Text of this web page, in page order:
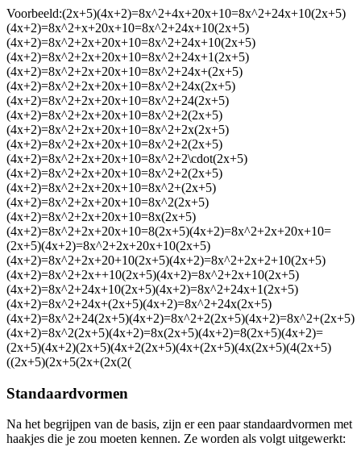
Voorbeeld:(2x+5)(4x+2)=8x^2+4x+20x+10=8x^2+24x+10(2x+5)
(4x+2)=8x^2+x+20x+10=8x^2+24x+10(2x+5)
(4x+2)=8x^2+2x+20x+10=8x^2+24x+10(2x+5)
(4x+2)=8x^2+2x+20x+10=8x^2+24x+1(2x+5)
(4x+2)=8x^2+2x+20x+10=8x^2+24x+(2x+5)
(4x+2)=8x^2+2x+20x+10=8x^2+24x(2x+5)
(4x+2)=8x^2+2x+20x+10=8x^2+24(2x+5)
(4x+2)=8x^2+2x+20x+10=8x^2+2(2x+5)
(4x+2)=8x^2+2x+20x+10=8x^2+2x(2x+5)
(4x+2)=8x^2+2x+20x+10=8x^2+2(2x+5)
(4x+2)=8x^2+2x+20x+10=8x^2+2\cdot(2x+5)
(4x+2)=8x^2+2x+20x+10=8x^2+2(2x+5)
(4x+2)=8x^2+2x+20x+10=8x^2+(2x+5)
(4x+2)=8x^2+2x+20x+10=8x^2(2x+5)
(4x+2)=8x^2+2x+20x+10=8x(2x+5)
(4x+2)=8x^2+2x+20x+10=8(2x+5)(4x+2)=8x^2+2x+20x+10=
(2x+5)(4x+2)=8x^2+2x+20x+10(2x+5)
(4x+2)=8x^2+2x+20+10(2x+5)(4x+2)=8x^2+2x+2+10(2x+5)
(4x+2)=8x^2+2x++10(2x+5)(4x+2)=8x^2+2x+10(2x+5)
(4x+2)=8x^2+24x+10(2x+5)(4x+2)=8x^2+24x+1(2x+5)
(4x+2)=8x^2+24x+(2x+5)(4x+2)=8x^2+24x(2x+5)
(4x+2)=8x^2+24(2x+5)(4x+2)=8x^2+2(2x+5)(4x+2)=8x^2+(2x+5)
(4x+2)=8x^2(2x+5)(4x+2)=8x(2x+5)(4x+2)=8(2x+5)(4x+2)=
(2x+5)(4x+2)(2x+5)(4x+2(2x+5)(4x+(2x+5)(4x(2x+5)(4(2x+5)
((2x+5)(2x+5(2x+(2x(2(
Standaardvormen
Na het begrijpen van de basis, zijn er een paar standaardvormen met
haakjes die je zou moeten kennen. Ze worden als volgt uitgewerkt: